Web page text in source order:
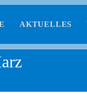
AKTUELLES